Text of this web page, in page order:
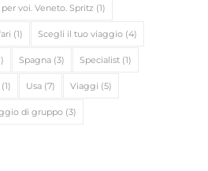
voi. Veneto. Spritz (1)
(1) Scegli il tuo viaggio(4)
Spagna(3) Specialist(1)
Usa(7) Viaggi (5)
di gruppo(3)